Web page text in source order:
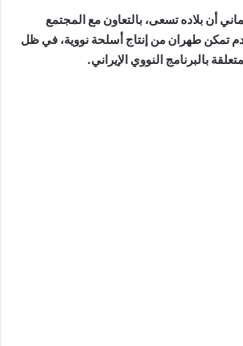
أن بلاده تسعى، بالتعاون مع المجتمع
تمكن طهران من إنتاج أسلحة نووية، في ظل
بالبرنامج النووي الإيراني.